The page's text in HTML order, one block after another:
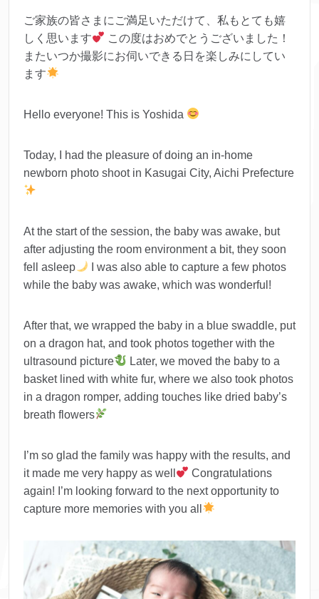
ご家族の皆さまにご満足いただけて、私もとても嬉
しく思います
この度はおめでとうございました！
またいつか撮影にお伺いできる日を楽しみにしてい
ます
Hello everyone! This is Yoshida
Today, I had the pleasure of doing an in-home
newborn photo shoot in Kasugai City, Aichi Prefecture
At the start of the session, the baby was awake, but
after adjusting the room environment a bit, they soon
fell asleep
I was also able to capture a few photos
while the baby was awake, which was wonderful!
After that, we wrapped the baby in a blue swaddle, put
on a dragon hat, and took photos together with the
ultrasound picture
Later, we moved the baby to a
basket lined with white fur, where we also took photos
in a dragon romper, adding touches like dried baby’s
breath flowers
I’m so glad the family was happy with the results, and
it made me very happy as well
Congratulations
again! I’m looking forward to the next opportunity to
capture more memories with you all